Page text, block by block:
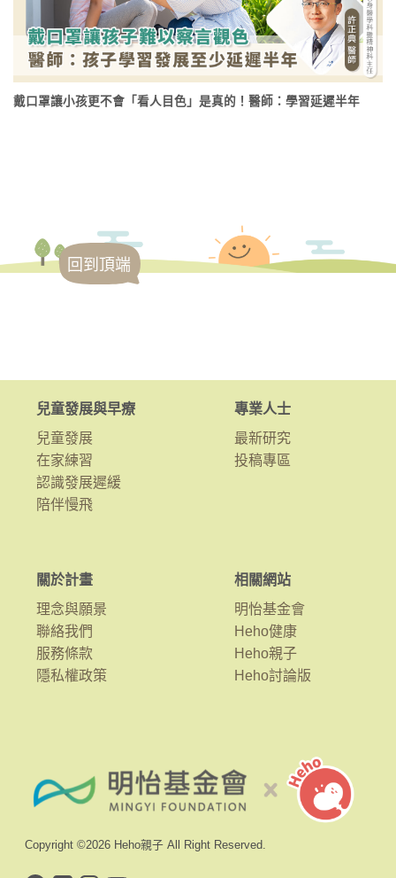
戴口罩讓小孩更不會「看人目色」是真的！醫師：學習延遲半年
回到頂端
Copyright ©2026 Heho親子 All Right Reserved.
兒童發展與早療
兒童發展
在家練習
認識發展遲緩
陪伴慢飛
專業人士
最新研究
投稿專區
關於計畫
理念與願景
聯絡我們
服務條款
隱私權政策
相關網站
明怡基金會
Heho健康
Heho親子
Heho討論版